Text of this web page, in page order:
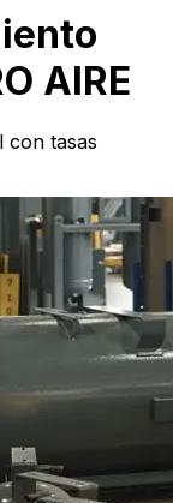
AIRE
con tasas